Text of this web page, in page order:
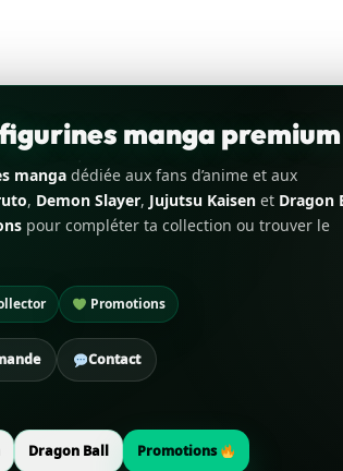
manga premium
manga dédiée aux fans d’anime et aux
, Demon Slayer, Jujutsu Kaisen et Dragon
pour compléter ta collection ou trouver le
Promotions
Contact
Dragon Ball Promotions